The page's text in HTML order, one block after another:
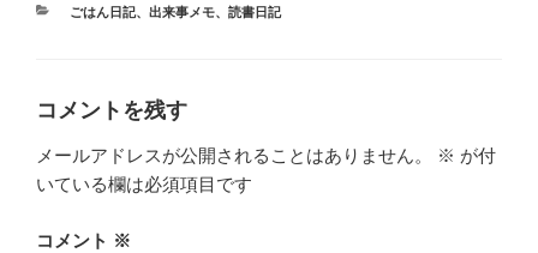
カ
ごはん日記、 出来事メモ、 読書日記
コメントを残す
メールアドレスが公開されることはありません。 ※ が付
いている欄は必須項目です
コメント ※